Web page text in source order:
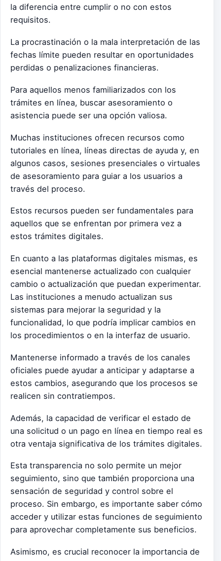
la diferencia entre cumplir o no con estos
requisitos.
La procrastinación o la mala interpretación de las
fechas límite pueden resultar en oportunidades
perdidas o penalizaciones financieras.
Para aquellos menos familiarizados con los
trámites en línea, buscar asesoramiento o
asistencia puede ser una opción valiosa.
Muchas instituciones ofrecen recursos como
tutoriales en línea, líneas directas de ayuda y, en
algunos casos, sesiones presenciales o virtuales
de asesoramiento para guiar a los usuarios a
través del proceso.
Estos recursos pueden ser fundamentales para
aquellos que se enfrentan por primera vez a
estos trámites digitales.
En cuanto a las plataformas digitales mismas, es
esencial mantenerse actualizado con cualquier
cambio o actualización que puedan experimentar.
Las instituciones a menudo actualizan sus
sistemas para mejorar la seguridad y la
funcionalidad, lo que podría implicar cambios en
los procedimientos o en la interfaz de usuario.
Mantenerse informado a través de los canales
oficiales puede ayudar a anticipar y adaptarse a
estos cambios, asegurando que los procesos se
realicen sin contratiempos.
Además, la capacidad de verificar el estado de
una solicitud o un pago en línea en tiempo real es
otra ventaja significativa de los trámites digitales.
Esta transparencia no solo permite un mejor
seguimiento, sino que también proporciona una
sensación de seguridad y control sobre el
proceso. Sin embargo, es importante saber cómo
acceder y utilizar estas funciones de seguimiento
para aprovechar completamente sus beneficios.
Asimismo, es crucial reconocer la importancia de